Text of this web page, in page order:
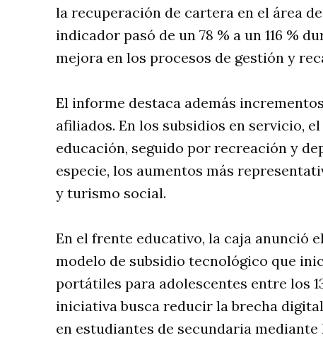
la recuperación de cartera en el área
indicador pasó de un 78 % a un 116 %
mejora en los procesos de gestión y
El informe destaca además
afiliados. En los subsidios en servicio,
educación, seguido por recreación y
especie, los aumentos más
y turismo social.
En el frente educativo, la caja anunció
modelo de subsidio tecnológico que
portátiles para adolescentes entre los
iniciativa busca reducir la brecha
en estudiantes de secundaria